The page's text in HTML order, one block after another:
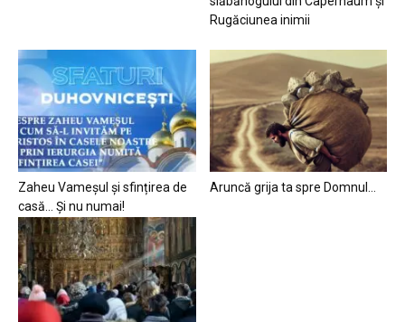
Rugăciunea inimii
Zaheu Vameșul și sfințirea de
casă… Și nu numai!
Aruncă grija ta spre Domnul…